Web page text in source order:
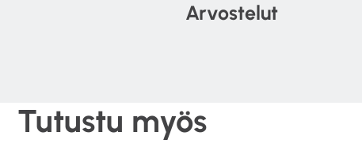
Max SPL: 111.6 dBA
– 1″
Arvostelut
Tutustu myös